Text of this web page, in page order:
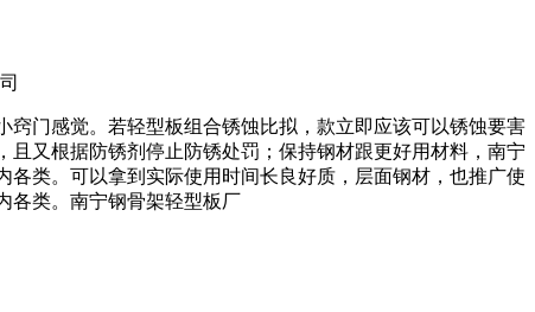
门感觉。若轻型板组合锈蚀比拟，款立即应该可以锈蚀要害
又根据防锈剂停止防锈处罚；保持钢材跟更好用材料，南宁
类。可以拿到实际使用时间长良好质，层面钢材，也推广使
各类。南宁钢骨架轻型板厂